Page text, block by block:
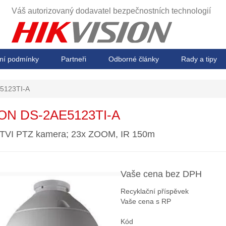
Váš autorizovaný dodavatel bezpečnostních technologií
podmínky Partneři Odborné články Rady a tipy
A
DS-2AE5123TI-A
PTZ kamera; 23x ZOOM, IR 150m
Vaše cena bez DPH
Recyklační příspěvek
Vaše cena s RP
Kód